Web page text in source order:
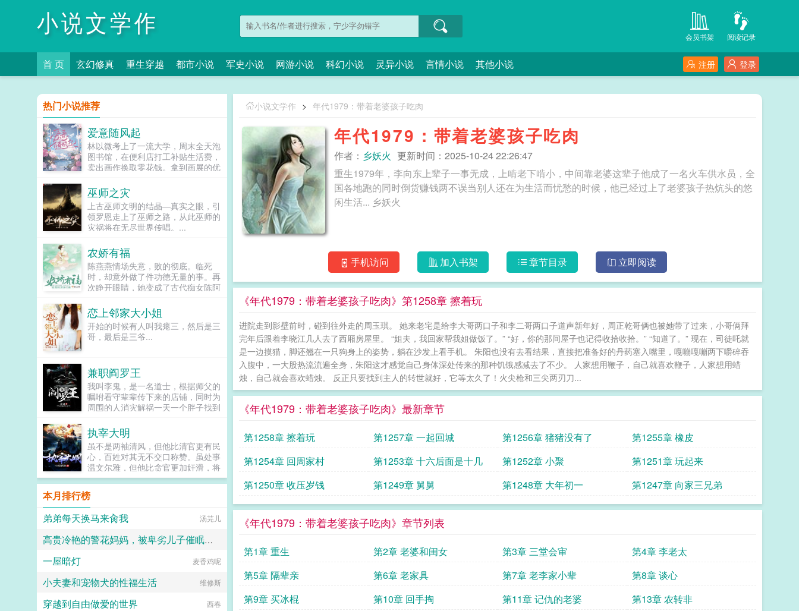
小说文学作 阅读记录
会员书架
首 页 玄幻修真 重生穿越 都市小说 军史小说 网游小说 科幻小说 灵异小说 言情小说 其他小说 登录
注册
小说文学作 > 年代1979：带着老婆孩子吃肉
年代1979：带着老婆孩子吃肉
作者： 乡妖火 更新时间：2025-10-24 22:26:47
重生1979年，李向东上辈子一事无成，上啃老下啃小，中间靠老婆这辈子他成了一名火车供水员，全
国各地跑的同时倒货赚钱两不误当别人还在为生活而忧愁的时候，他已经过上了老婆孩子热炕头的悠
闲生活... 乡妖火
手机访问 加入书架 章节目录 立即阅读
《年代1979：带着老婆孩子吃肉》第1258章 擦着玩
进院走到影壁前时，碰到往外走的周玉琪。 她来老宅是给李大哥两口子和李二哥两口子道声新年好，周正乾哥俩也被她带了过来，小哥俩拜
完年后跟着李晓江几人去了西厢房屋里。 “姐夫，我回家帮我姐做饭了。” “好，你的那间屋子也记得收拾收拾。” “知道了。” 现在，司徒吒就
是一边摸猫，脚还翘在一只狗身上的姿势，躺在沙发上看手机。 朱阳也没有去看结果，直接把准备好的丹药塞入嘴里，嘎嘣嘎嘣两下嚼碎吞
入腹中，一大股热流流遍全身，朱阳这才感觉自己身体深处传来的那种饥饿感减去了不少。 人家想用鞭子，自己就喜欢鞭子，人家想用蜡
烛，自己就会喜欢蜡烛。 反正只要找到主人的转世就好，它等太久了！火尖枪和三尖两刃刀...
《年代1979：带着老婆孩子吃肉》最新章节
第1258章 擦着玩 第1257章 一起回城 第1256章 猪猪没有了
第1255章 橡皮
第1254章 回周家村
第1253章 十六后面是十几 第1252章 小聚
第1251章 玩起来
第1250章 收压岁钱
第1249章 舅舅 第1248章 大年初一 第1247章 向家三兄弟
《年代1979：带着老婆孩子吃肉》章节列表
第1章 重生 第2章 老婆和闺女 第3章 三堂会审
第4章 李老太
第5章 隔辈亲
第6章 老家具 第7章 老李家小辈
第8章 谈心
第9章 买冰棍
第10章 回手掏 第11章 记仇的老婆
第13章 农转非
热门小说推荐
爱意随风起
林以微考上了一流大学，周末全天泡
图书馆，在便利店打工补贴生活费，
卖出画作换取零花钱。拿到画展的优
动提出请她吃冰。她穿上了自己唯一
的白裙子，如栀子花般纯美。美食
街，学长给她点了草莓绵绵冰，他们
聊着画展和艺术，学长很绅士，也很
礼貌。然而，林以微却收到一条短
头，一群赛车手少年坐在对面阶梯
边。谢薄指尖拎着烟，白雾中，他侧
脸锋利，笑得桀骜又浪荡。那晚，林
以微那件白裙子，被谢薄撕得稀巴
谢薄两人对彼此的身体都有点欲罢不
能，时常约见。她对谢薄的印象，就
是很乖，很听话的小奶狗，随时可以
好聚好散。后来林以微被朋友拉到赛
年站在无比拉风的顶级超跑边，接受
全场粉丝狂热的呐喊。后来她又听
说，谢氏集团的继承人也叫谢薄。褪
去了听话乖甜的奶狗属性，她认识了
真正的谢薄占有欲超强，超腹黑，超
子爷隐忍的爱意在众声喧哗中泛滥成
灾阅读须知这是一盆古早泼天狗血，
双c，he男女主均非完美人格，有很
多缺点。...
巫师之灾
上古巫师文明的结晶—真实之眼，引
领罗恩走上了巫师之路，从此巫师的
灾祸将在无尽世界传唱。...
农娇有福
陈燕燕情场失意，败的彻底。临死
时，却意外做了件功德无量的事。再
次睁开眼睛，她变成了古代痴女陈阿
雄，陈阿福抹了把嘴角流下的憨口
水。这一世不要好高骛远，这一世不
要不切实际只是，这一世她人傻颜值
高，人穷运气好，福气多的用都用不
恋上邻家大小姐
开始的时候有人叫我瘪三，然后是三
哥，最后是三爷...
兼职阎罗王
我叫李鬼，是一名道士，根据师父的
嘱咐看守辈辈传下来的店铺，同时为
周围的人消灾解祸一天一个胖子找到
围绕着我身世的惊天阴谋开始了我的
存在到底是对是错？我到底是谁？...
执宰大明
虽不是两袖清风，但他比清官更有民
心，百姓对其无不交口称赞。虽处事
温文尔雅，但他比贪官更加奸滑，将
对手戏耍于股掌之中。虽从不结党营
私，但他比朋党更有底蕴，故交好友
遍布满朝文武。他斗权臣惩贪官劝...
本月排行榜
弟弟每天换马来肏我
汤芫儿
高贵冷艳的警花妈妈，被卑劣儿子催眠成了只知道用丝足和小穴伺候亲生儿子的肉玩具！
逆旅
一屋暗灯 麦香鸡呢
小夫妻和宠物犬的性福生活 维修斯
穿越到自由做爱的世界 西春